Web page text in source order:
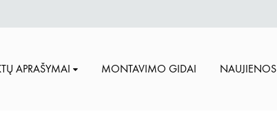
APRAŠYMAI MONTAVIMO GIDAI NAUJIENOS